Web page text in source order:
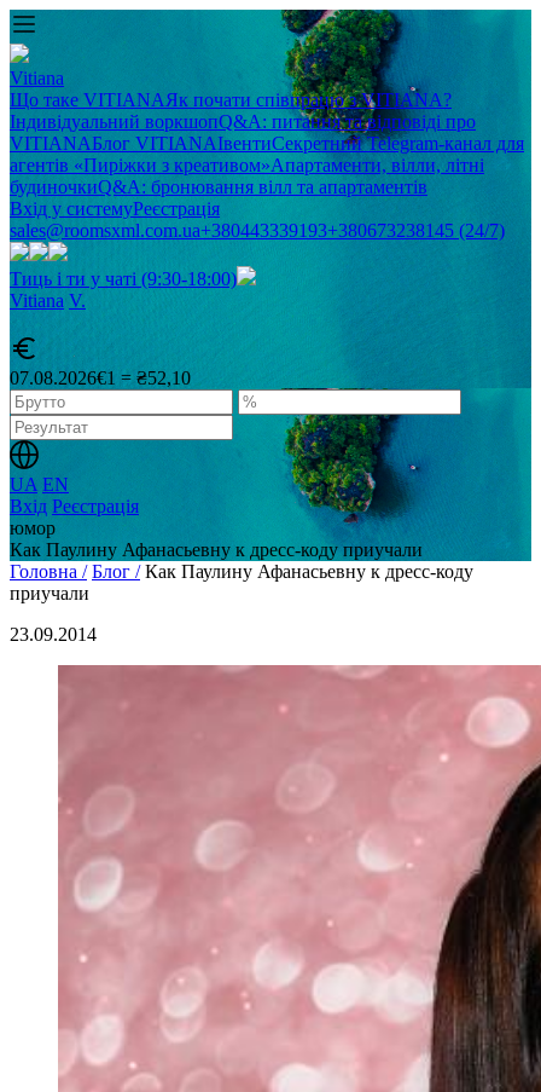
Vitiana
Що таке VITIANAЯк почати співпрацю з VITIANA?
Індивідуальний воркшопQ&A: питання та відповіді про
VITIANAБлог VITIANAІвентиСекретний Telegram-канал для
агентів «Пиріжки з креативом»Апартаменти, вілли, літні
будиночкиQ&A: бронювання вілл та апартаментів
Вхід у системуРеєстрація
sales@roomsxml.com.ua+380443339193+380673238145 (24/7)
Тиць і ти у чаті (9:30-18:00)
Vitiana V.
07.08.2026€1 = ₴52,10
UA EN
Вхід Реєстрація
юмор
Как Паулину Афанасьевну к дресс-коду приучали
Головна / Блог / Как Паулину Афанасьевну к дресс-коду
приучали
23.09.2014